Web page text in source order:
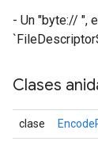
- Un "byte:// ",
Clases
clase